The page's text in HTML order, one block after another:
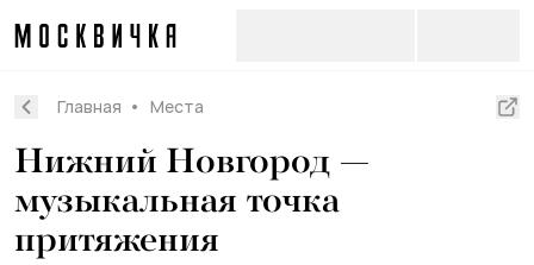
Главная Места
Нижний Новгород —
музыкальная точка
притяжения